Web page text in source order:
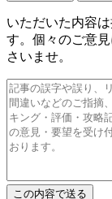
いただいた内容
す。個々のご意
さいませ。